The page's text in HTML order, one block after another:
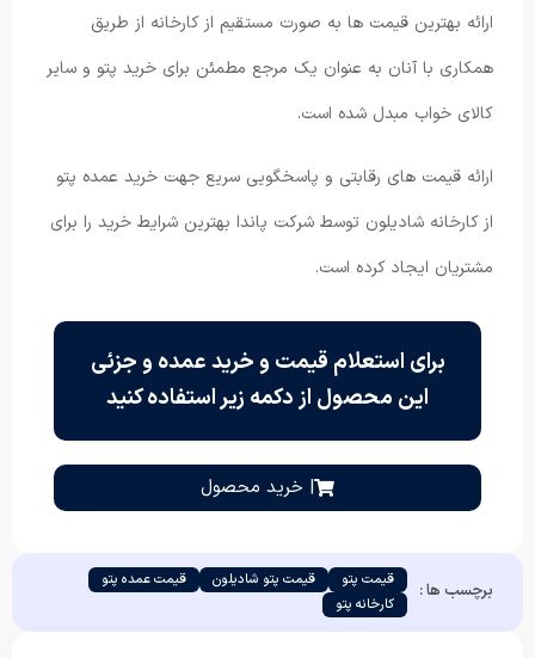
ارائه بهترین قیمت ها به صورت مستقیم از کارخانه از طریق
همکاری با آنان به عنوان یک مرجع مطمئن برای خرید پتو و سایر
کالای خواب مبدل شده است.
ارائه قیمت های رقابتی و پاسخگویی سریع جهت خرید عمده پتو
از کارخانه شادیلون توسط شرکت پاندا بهترین شرایط خرید را برای
مشتریان ایجاد کرده است.
برای استعلام قیمت و خرید عمده و جزئی
این محصول از دکمه زیر استفاده کنید
| خرید محصول
برچسب ها : قیمت پتو قیمت پتو شادیلون
قیمت عمده پتو
کارخانه پتو